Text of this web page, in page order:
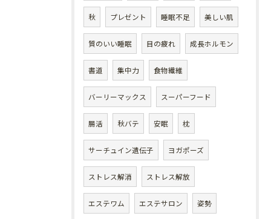
秋 プレゼント 睡眠不足 美しい肌
質のいい睡眠 目の疲れ 成長ホルモン
書道 集中力 食物繊維
バーリーマックス スーパーフード
腸活 秋バテ 安眠 枕
サーチュイン遺伝子 ヨガポーズ
ストレス解消 ストレス解放
エステワム エステサロン 姿勢